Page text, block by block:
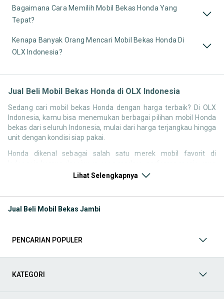
Bagaimana Cara Memilih Mobil Bekas Honda Yang
Tepat?
Kenapa Banyak Orang Mencari Mobil Bekas Honda Di
OLX Indonesia?
Jual Beli Mobil Bekas Honda di OLX Indonesia
Sedang cari mobil bekas Honda dengan harga terbaik? Di OLX
Indonesia, kamu bisa menemukan berbagai pilihan mobil Honda
bekas dari seluruh Indonesia, mulai dari harga terjangkau hingga
unit dengan kondisi siap pakai.
Honda dikenal sebagai salah satu merek mobil favorit di
responsif, serta kenyamanan berkendara. Tidak heran jika
Melalui halaman ini, kamu bisa langsung membandingkan
Model Mobil Bekas Honda yang Paling Banyak Dicari
Beberapa model Honda memiliki permintaan tinggi di pasar
Lihat Selengkapnya
Jual Beli Mobil Bekas Jambi
PENCARIAN POPULER
KATEGORI